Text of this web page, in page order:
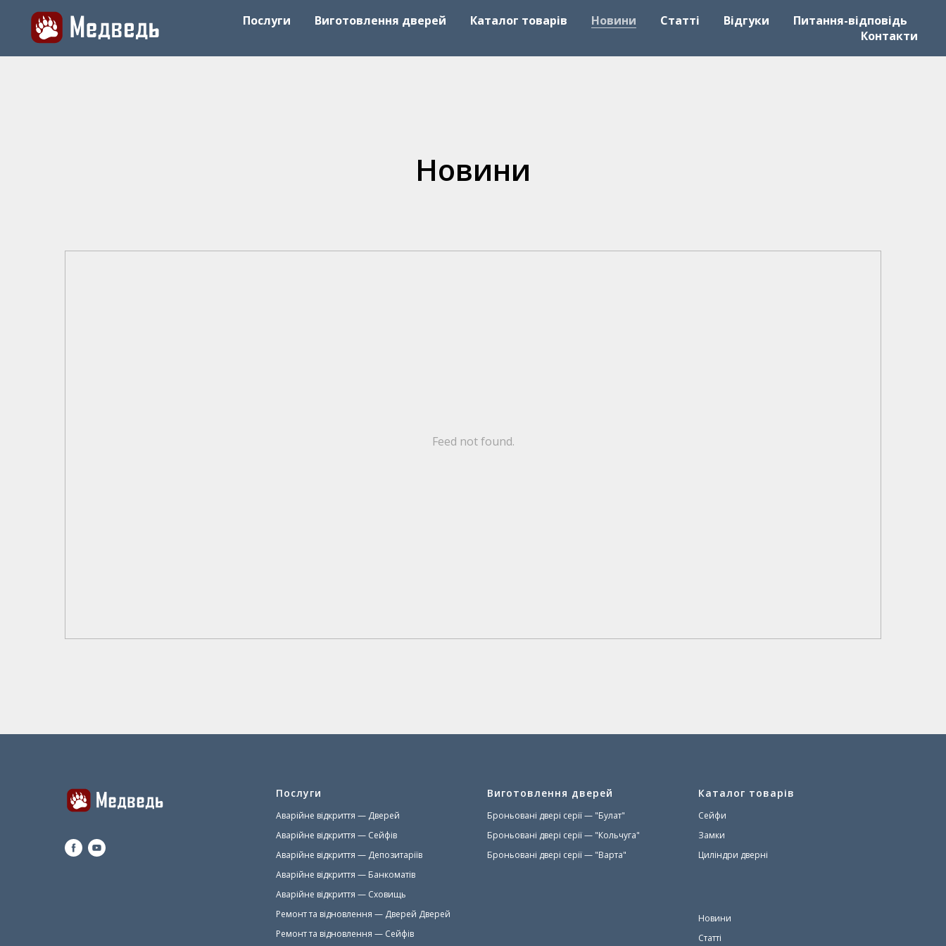
Послуги Виготовлення дверей Каталог товарів Новини Статті Відгуки
Питання-відповідь
Контакти
Новини
Feed not found.
Послуги
Аварійне відкриття — Дверей
Аварійне відкриття — Сейфів
Аварійне відкриття — Депозитаріїв
Аварійне відкриття — Банкоматів
Аварійне відкриття — Сховищь
Ремонт та відновлення — Дверей Дверей
Ремонт та відновлення — Сейфів
Виготовлення дверей
Броньовані двері серії— "Булат"
Броньовані двері серії— "Кольчуга"
Броньовані двері серії— "Варта"
Каталог товарів
Сейфи
Замки
Циліндри дверні
Новини
Статті